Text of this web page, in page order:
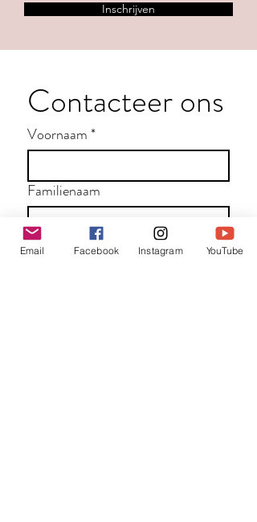
Inschrijven
Contacteer ons
Voornaam*
Familienaam
E-mail *
Email Facebook Instagram YouTube